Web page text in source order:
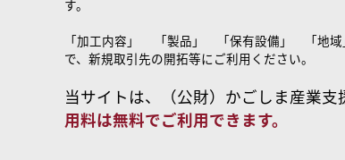
す。
「加工内容」 「製品」 「保有設備」 「地域
で、新規取引先の開拓等にご利用ください。
当サイトは、（公財）かごしま産業支
用料は無料でご利用できます。